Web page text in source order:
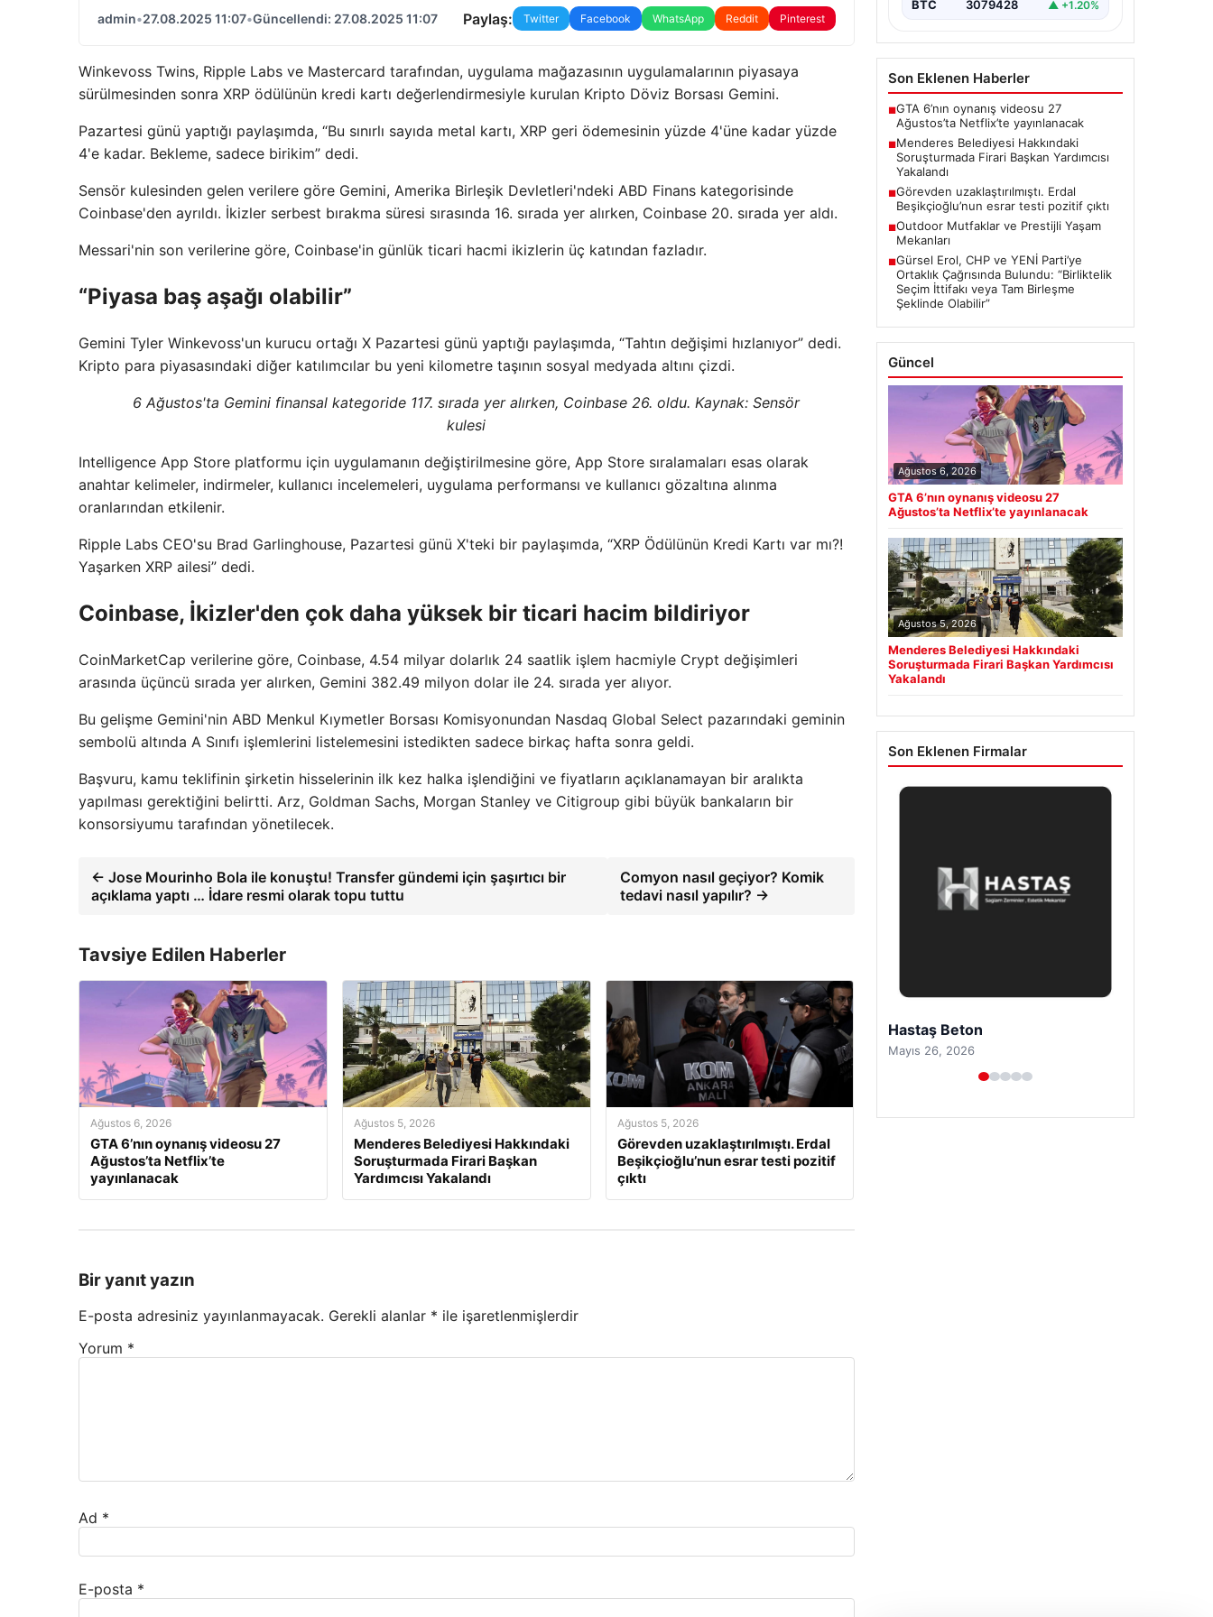
admin•27.08.2025 11:07•Güncellendi: 27.08.2025 11:07 Paylaş: Twitter Facebook WhatsApp Reddit Pinterest
Winkevoss Twins, Ripple Labs ve Mastercard tarafından, uygulama mağazasının uygulamalarının piyasaya
sürülmesinden sonra XRP ödülünün kredi kartı değerlendirmesiyle kurulan Kripto Döviz Borsası Gemini.
Pazartesi günü yaptığı paylaşımda, “Bu sınırlı sayıda metal kartı, XRP geri ödemesinin yüzde 4'üne kadar yüzde
4'e kadar. Bekleme, sadece birikim” dedi.
Sensör kulesinden gelen verilere göre Gemini, Amerika Birleşik Devletleri'ndeki ABD Finans kategorisinde
Coinbase'den ayrıldı. İkizler serbest bırakma süresi sırasında 16. sırada yer alırken, Coinbase 20. sırada yer aldı.
Messari'nin son verilerine göre, Coinbase'in günlük ticari hacmi ikizlerin üç katından fazladır.
“Piyasa baş aşağı olabilir”
Gemini Tyler Winkevoss'un kurucu ortağı X Pazartesi günü yaptığı paylaşımda, “Tahtın değişimi hızlanıyor” dedi.
Kripto para piyasasındaki diğer katılımcılar bu yeni kilometre taşının sosyal medyada altını çizdi.
6 Ağustos'ta Gemini finansal kategoride 117. sırada yer alırken, Coinbase 26. oldu. Kaynak:Sensör
kulesi
Intelligence App Store platformu için uygulamanın değiştirilmesine göre, App Store sıralamaları esas olarak
anahtar kelimeler, indirmeler, kullanıcı incelemeleri, uygulama performansı ve kullanıcı gözaltına alınma
oranlarından etkilenir.
Ripple Labs CEO'su Brad Garlinghouse, Pazartesi günü X'teki bir paylaşımda, “XRP Ödülünün Kredi Kartı var mı?!
Yaşarken XRP ailesi” dedi.
Coinbase, İkizler'den çok daha yüksek bir ticari hacim bildiriyor
CoinMarketCap verilerine göre, Coinbase, 4.54 milyar dolarlık 24 saatlik işlem hacmiyle Crypt değişimleri
arasında üçüncü sırada yer alırken, Gemini 382.49 milyon dolar ile 24. sırada yer alıyor.
Bu gelişme Gemini'nin ABD Menkul Kıymetler Borsası Komisyonundan Nasdaq Global Select pazarındaki geminin
sembolü altında A Sınıfı işlemlerini listelemesini istedikten sadece birkaç hafta sonra geldi.
Başvuru, kamu teklifinin şirketin hisselerinin ilk kez halka işlendiğini ve fiyatların açıklanamayan bir aralıkta
yapılması gerektiğini belirtti. Arz, Goldman Sachs, Morgan Stanley ve Citigroup gibi büyük bankaların bir
konsorsiyumu tarafından yönetilecek.
← Jose Mourinho Bola ile konuştu! Transfer gündemi için şaşırtıcı bir
açıklama yaptı … İdare resmi olarak topu tuttu
Comyon nasıl geçiyor? Komik
tedavi nasıl yapılır? →
Tavsiye Edilen Haberler
Ağustos 6, 2026
GTA 6’nın oynanış videosu 27
Ağustos’ta Netflix’te
yayınlanacak
Ağustos 5, 2026
Menderes Belediyesi Hakkındaki
Soruşturmada Firari Başkan
Yardımcısı Yakalandı
Ağustos 5, 2026
Görevden uzaklaştırılmıştı. Erdal
Beşikçioğlu’nun esrar testi pozitif
çıktı
Bir yanıt yazın
E-posta adresiniz yayınlanmayacak. Gerekli alanlar * ile işaretlenmişlerdir
Yorum *
Ad *
E-posta *
BTC 3079428 ▲ +1.20%
Son Eklenen Haberler
■GTA 6’nın oynanış videosu 27
Ağustos’ta Netflix’te yayınlanacak
■Menderes Belediyesi Hakkındaki
Soruşturmada Firari Başkan Yardımcısı
Yakalandı
■Görevden uzaklaştırılmıştı. Erdal
Beşikçioğlu’nun esrar testi pozitif çıktı
■Outdoor Mutfaklar ve Prestijli Yaşam
Mekanları
■Gürsel Erol, CHP ve YENİ Parti’ye
Ortaklık Çağrısında Bulundu: “Birliktelik
Seçim İttifakı veya Tam Birleşme
Şeklinde Olabilir”
Güncel
Ağustos 6, 2026
GTA 6’nın oynanış videosu 27
Ağustos’ta Netflix’te yayınlanacak
Ağustos 5, 2026
Menderes Belediyesi Hakkındaki
Soruşturmada Firari Başkan Yardımcısı
Yakalandı
Son Eklenen Firmalar
Enes Kaplan Avukatlık Bürosu
Nisan 28, 2026